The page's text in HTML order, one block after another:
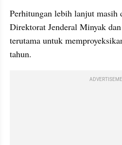
Perhitungan lebih lanjut masih
Direktorat Jenderal Minyak
terutama untuk
tahun.